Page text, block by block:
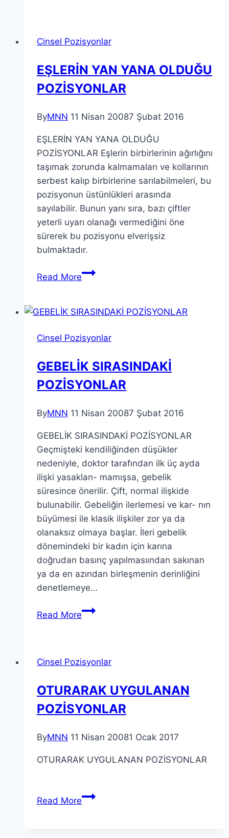
Cinsel Pozisyonlar
EŞLERİN YAN YANA OLDUĞU
POZİSYONLAR
ByMNN 11 Nisan 20087 Şubat 2016
EŞLERİN YAN YANA OLDUĞU
POZİSYONLAR Eşlerin birbirlerinin ağırlığını
taşımak zorunda kalmamaları ve kollarının
serbest kalıp birbirlerine sarılabilmeleri, bu
pozisyonun üstünlükleri arasında
sayılabilir. Bunun yanı sıra, bazı çiftler
yeterli uyarı olanağı vermediğini öne
sürerek bu pozisyonu elverişsiz
bulmaktadır.
Read More
Cinsel Pozisyonlar
GEBELİK SIRASINDAKİ
POZİSYONLAR
ByMNN 11 Nisan 20087 Şubat 2016
GEBELİK SIRASINDAKİ POZİSYONLAR
Geçmişteki kendiliğinden düşükler
nedeniyle, doktor tarafından ilk üç ayda
ilişki yasaklan- mamışsa, gebelik
süresince önerilir. Çift, normal ilişkide
bulunabilir. Gebeliğin ilerlemesi ve kar- nın
büyümesi ile klasik ilişkiler zor ya da
olanaksız olmaya başlar. İleri gebelik
dönemindeki bir kadın için karına
doğrudan basınç yapılmasıından sakınan
ya da en azından birleşmenin derinliğini
denetlemeye…
Read More
Cinsel Pozisyonlar
OTURARAK UYGULANAN
POZİSYONLAR
ByMNN 11 Nisan 20081 Ocak 2017
OTURARAK UYGULANAN POZİSYONLAR
Read More